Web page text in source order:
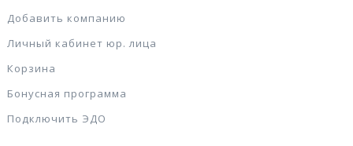
Добавить компанию
Личный кабинет юр. лица
Корзина
Бонусная программа
Подключить ЭДО